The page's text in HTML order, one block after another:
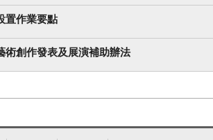
置作業要點
術創作發表及展演補助辦法